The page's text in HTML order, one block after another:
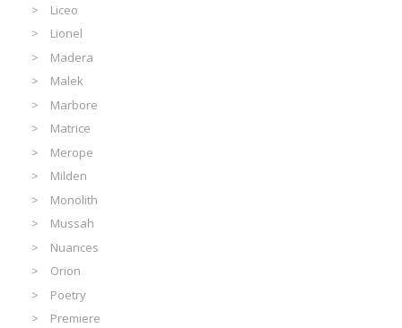
Liceo
Lionel
Madera
Malek
Marbore
Matrice
Merope
Milden
Monolith
Mussah
Nuances
Orion
Poetry
Premiere